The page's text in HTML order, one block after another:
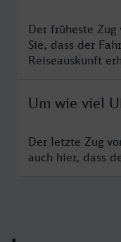
Der früheste
Sie, dass der
Reiseauskunft
Um wie viel
Der letzte Zug
auch hier, dass